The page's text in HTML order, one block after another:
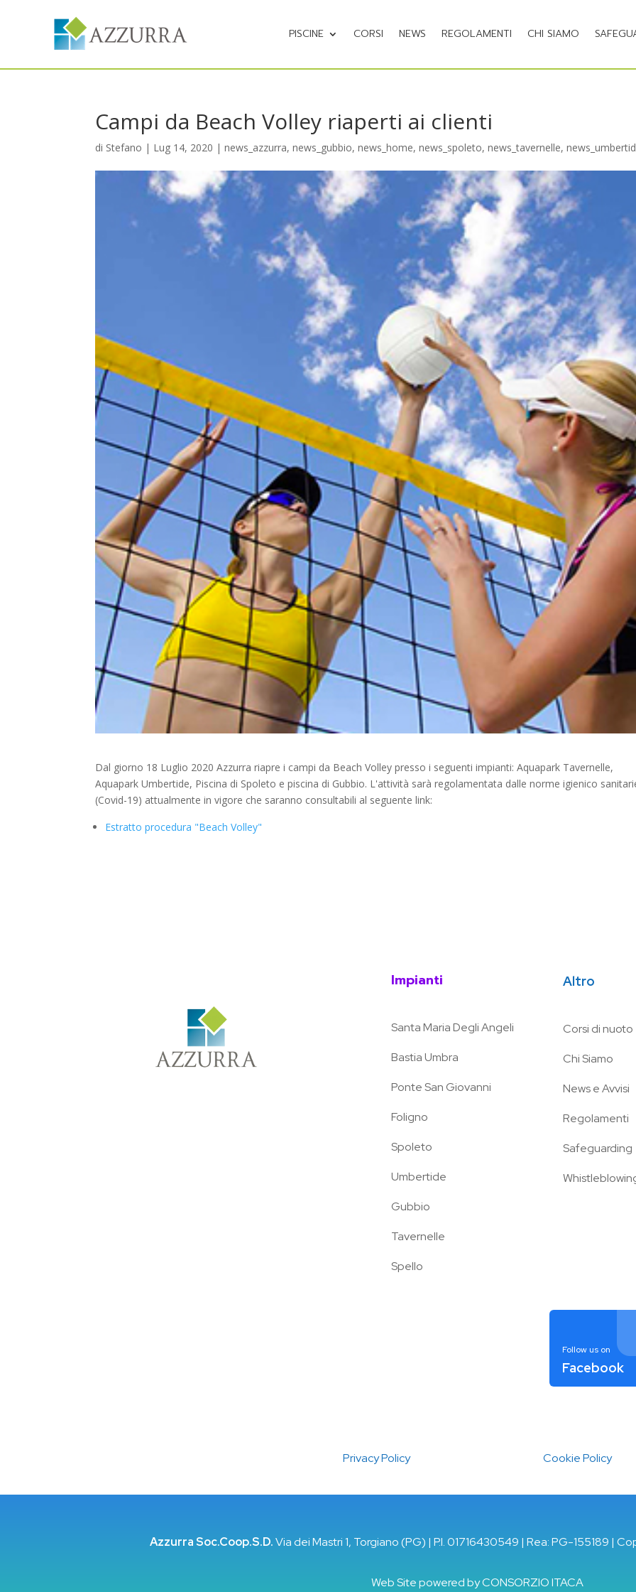
PISCINE CORSI NEWS REGOLAMENTI CHI SIAMO
Campi da Beach Volley riaperti ai clienti
di Stefano | Lug 14, 2020 |news_azzurra,news_gubbio,news_home,news_spoleto,news_tavernelle,
Dal giorno 18 Luglio 2020 Azzurra riapre i campi da Beach Volley presso i seguenti impianti: Aquapark Tavernelle,
Aquapark Umbertide, Piscina di Spoleto e piscina di Gubbio. L'attività sarà regolamentata dalle norme igienico
(Covid-19) attualmente in vigore che saranno consultabili al seguente link:
Estratto procedura "Beach Volley"
Impianti
Santa Maria Degli Angeli
Bastia Umbra
Ponte San Giovanni
Foligno
Spoleto
Umbertide
Gubbio
Tavernelle
Spello
Altro
Corsi di nuoto
Chi Siamo
News e Avvisi
Regolamenti
Safeguarding
Follow us on
Facebook
Privacy Policy Cookie Policy
Azzurra Soc.Coop.S.D.Via dei Mastri 1, Torgiano (PG) | P.I. 01716430549 | Rea: PG-155189 |
Web Site powered byCONSORZIO ITACA